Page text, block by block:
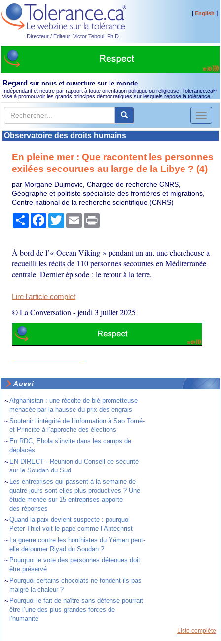
Directeur / Éditeur: Victor Teboul, Ph.D.
[English ]
Regard sur nous et ouverture sur le monde
Indépendant et neutre par rapport à toute orientation politique ou religieuse, Tolerance.ca®
vise à promouvoir les grands principes démocratiques sur lesquels repose la tolérance.
Toggle
Observatoire des droits humains
En pleine mer : Que racontent les personnes
exilées secourues au large de la Libye ? (4)
par Morgane Dujmovic, Chargée de recherche CNRS,
Géographe et politiste spécialiste des frontières et migrations,
Centre national de la recherche scientifique (CNRS)
PartagerFacebook
TwitterEmail
À bord de l’« Ocean Viking » pendant un an, une chercheuse a
recueilli les récits de 110 personnes secourues en Méditerranée
centrale. Dernier épisode : le retour à la terre.
Lire l'article complet
© La Conversation -jeudi 3 juillet 2025
Aussi
~Afghanistan : une récolte de blé prometteuse
menacée par la hausse du prix des engrais
~Soutenir l’intégrité de l’information à Sao Tomé-
et-Principe à l’approche des élections
~ En RDC, Ebola s’invite dans les camps de
déplacés
~ EN DIRECT - Réunion du Conseil de sécurité
sur le Soudan du Sud
~ Les entreprises qui passent à la semaine de
quatre jours sont-elles plus productives ? Une
étude menée sur 15 entreprises apporte
des réponses
~Quand la paix devient suspecte : pourquoi
Peter Thiel voit le pape comme l’Antéchrist
~ La guerre contre les houthistes du Yémen peut-
elle détourner Riyad du Soudan ?
~ Pourquoi le vote des personnes détenues doit
être préservé
~ Pourquoi certains chocolats ne fondent-ils pas
malgré la chaleur ?
~ Pourquoi le fait de naître sans défense pourrait
être l’une des plus grandes forces de
l’humanité
Liste complète